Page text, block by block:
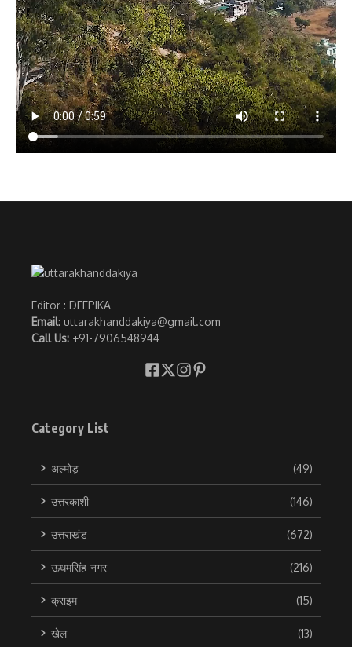
Editor : DEEPIKA
Email: uttarakhanddakiya@gmail.com
Call Us: +91-7906548944
Category List
अल्मोड़ (49)
उत्तरकाशी (146)
उत्तराखंड (672)
ऊधमसिंह-नगर (216)
क्राइम (15)
खेल (13)